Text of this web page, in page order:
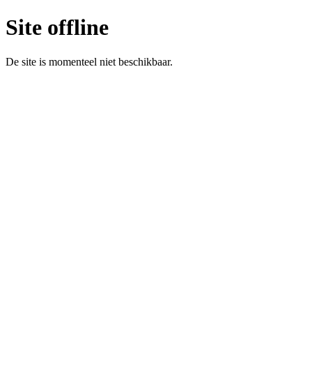
Site offline
De site is momenteel niet beschikbaar.